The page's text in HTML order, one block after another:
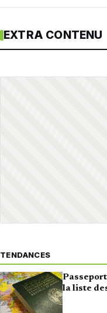
EXTRA CONTENU
TENDANCES
la liste